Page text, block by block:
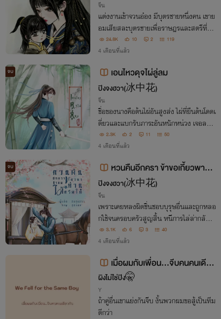
จีน
แต่งงานเข้าจวนอ๋อง มีบุตรชายหนึ่งคน เขาย
อมเสียสละบุตรชายเพื่อราษฎรและสตรีที่รัก
ของเขา เพราะเป็นบุตรของสตรีที่เขาเกลียดชั
ง จึงคิดลงมือได้โดยไม่รู้สึกอันใดใช่หรือไม
24.8K 10 2 119
4 เดือนที่แล้ว
จบ เอนไหวดุจไผ่ลู่ลม
ปิงจงฮวา(冰中花)
จีน
ชื่อของนางคือต้นไผ่อันสูงส่ง ไผ่ที่ยืนต้นโดดเ
ดี่ยวและแบกรับภาระอันหนักหน่วง เจอลมพ
ายุโถมกระหน่ำทำได้เพียงลู่เอนไหวไปตามล
มเพื่อไม่ให้ตนล้มลงไป แต่ยังมีหญ้าต้นหนึ่ง
บนผืนดินที่พร้อมแบกรับนางเอาไว้เสมอ
2.3K 2 11 50
4 เดือนที่แล้ว
จบ
หวนคืนอีกครา ข้าขอเกี้ยวพาท่า
นได้หรือไม่
ปิงจงฮวา(冰中花)
จีน
เพราะเคยหลงผิดชื่นชอบบุรุษอื่นและถูกหลอ
กใช้จนครอบครัวสูญสิ้น หนีการไล่ล่ากลับเ
ป็นคู่หมั้นที่นางเคยชิงชังมาช่วยเหลือเอาไว้
สุดท้ายถึงตายก็ยังได้โอกาสกลับมา แต่หวน
คืนครานี้ ข้าจะขอเกี้ยวพาท่านได้หรือไม่
3.1K 6 3 40
4 เดือนที่แล้ว
เมื่อผมกับเพื่อน…จีบคนคนเดียว
กัน [We Fell for the Same Boy]
ผิงไม่ใช่ปิง🤫
Y
ถ้าคู่อื่นเขาแย่งกันจีบ งั้นพวกผมขอสู้เป็นทีม
ดีกว่า